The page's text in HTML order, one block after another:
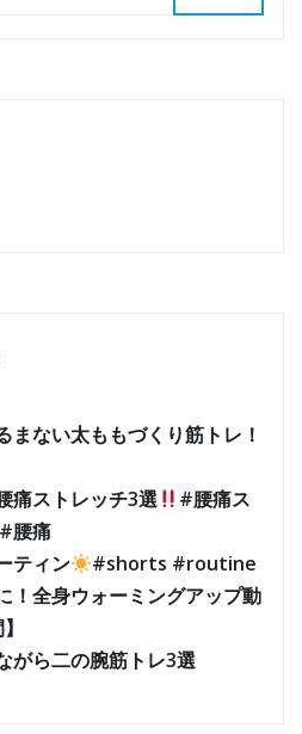
まない太ももづくり筋トレ！
痛ストレッチ3選
#腰痛ス
腰痛
ティン
#shorts #routine
！全身ウォーミングアップ動
がら二の腕筋トレ3選